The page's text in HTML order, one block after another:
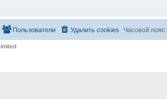
Часовой пояс:
Удалить cookies
Пользователи